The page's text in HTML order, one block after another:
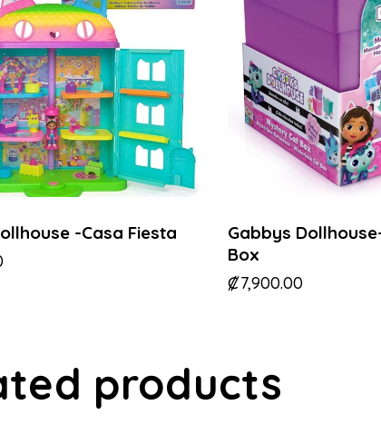
-Casa Fiesta
Gabbys
Box
₡7,900.00
products